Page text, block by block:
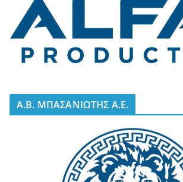
A.B. ΜΠΑΣΑΝΙΩΤΗΣ Α.Ε.